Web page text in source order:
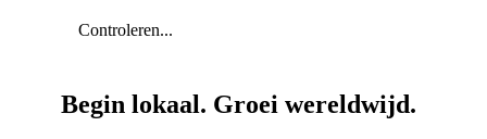
Controleren...
Begin lokaal. Groei wereldwijd.